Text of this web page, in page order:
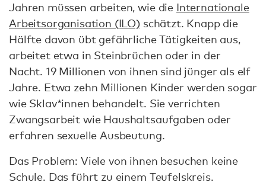
Jahren müssen arbeiten, wie die Internationale
Arbeitsorganisation (ILO) schätzt. Knapp die
Hälfte davon übt gefährliche Tätigkeiten aus,
arbeitet etwa in Steinbrüchen oder in der
Nacht. 19 Millionen von ihnen sind jünger als elf
Jahre. Etwa zehn Millionen Kinder werden sogar
wie Sklav*innen behandelt. Sie verrichten
Zwangsarbeit wie Haushaltsaufgaben oder
erfahren sexuelle Ausbeutung.
Das Problem: Viele von ihnen besuchen keine
Schule. Das führt zu einem Teufelskreis.